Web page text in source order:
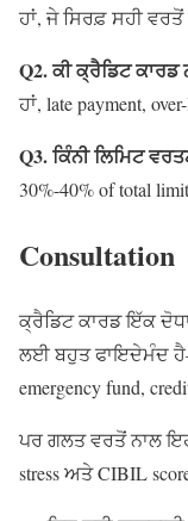
ਹਾਂ, ਜੇ ਸਿਰਫ਼ ਸਹੀ ਵਰਤੋਂ
Q2. ਕੀ ਕ੍ਰੈਡਿਟ ਕਾਰਡ
ਹਾਂ, late payment,
Q3. ਕਿੰਨੀ ਲਿਮਿਟ
30%-40% of total
Consultation
ਕ੍ਰੈਡਿਟ ਕਾਰਡ ਇੱਕ
ਲਈ ਬਹੁਤ ਫਾਇਦੇਮੰਦ
emergency fund,
ਪਰ ਗਲਤ ਵਰਤੋਂ ਨਾਲ ਇਹ
stress ਅਤੇ CIBIL